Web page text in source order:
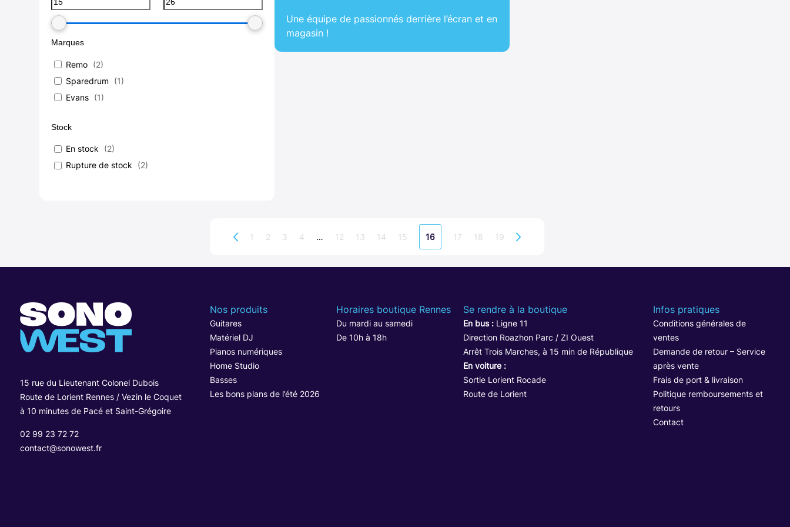
Marques
Remo (2)
Sparedrum
(1)
Evans
(1)
Stock
En stock (2)
Rupture de stock
(2)
Une équipe de passionnés derrière l’écran et en
magasin !
1 2 3 4 … 12 13 14 15 16 17 18 19
15 rue du Lieutenant Colonel Dubois
Route de Lorient Rennes / Vezin le Coquet
à 10 minutes de Pacé et Saint-Grégoire
02 99 23 72 72
contact@sonowest.fr
Nos produits
Guitares
Matériel DJ
Pianos numériques
Home Studio
Basses
Les bons plans de l’été 2026
Horaires boutique Rennes
Du mardi au samedi
De 10h à 18h
Se rendre à la boutique
En bus :Ligne 11
Direction Roazhon Parc / ZI Ouest
Arrêt Trois Marches, à 15 min de République
En voiture :
Sortie Lorient Rocade
Route de Lorient
Infos pratiques
Conditions générales de
ventes
Demande de retour – Service
après vente
Frais de port & livraison
Politique remboursements et
retours
Contact